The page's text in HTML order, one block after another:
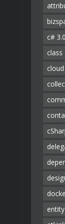
c# 3.0
class